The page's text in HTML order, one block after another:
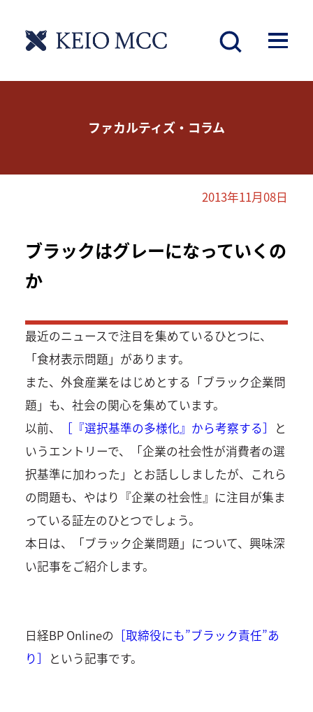
ファカルティズ・コラム
2013年11月08日
ブラックはグレーになっていくの
か
最近のニュースで注目を集めているひとつに、
「食材表示問題」があります。
また、外食産業をはじめとする「ブラック企業問
題」も、社会の関心を集めています。
以前、
［『選択基準の多様化』から考察する］
と
いうエントリーで、「企業の社会性が消費者の選
択基準に加わった」とお話ししましたが、これら
の問題も、やはり『企業の社会性』に注目が集ま
っている証左のひとつでしょう。
本日は、「ブラック企業問題」について、興味深
い記事をご紹介します。
日経BP Onlineの ［取締役にも”ブラック責任”あ
り］
という記事です。